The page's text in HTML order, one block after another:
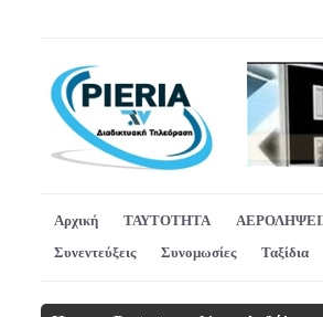
Αρχική ΤΑΥΤΟΤΗΤΑ
Συνεντεύξεις
Συνομωσίες Ταξίδια